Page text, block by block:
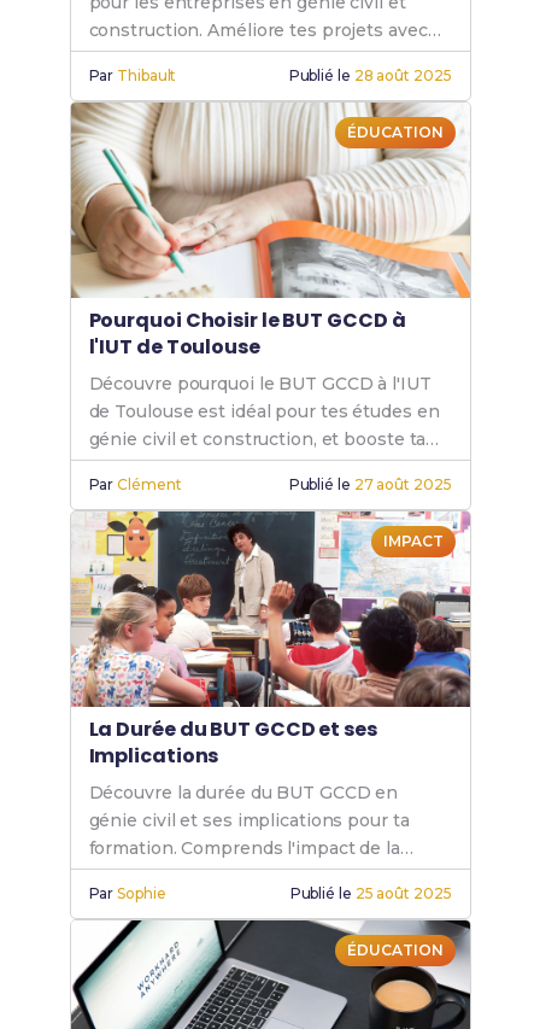
construction. Améliore tes projets avec
des compétences spécialisées et
innovantes.
Par Thibault Publié le 28 août 2025
ÉDUCATION
Pourquoi Choisir le BUT GCCD à
l'IUT de Toulouse
Découvre pourquoi le BUT GCCD à l'IUT
de Toulouse est idéal pour tes études en
génie civil et construction, et booste ta
carrière avec le GCCD.
ParClément Publié le 27 août 2025
IMPACT
La Durée du BUT GCCD et ses
Implications
Découvre la durée du BUT GCCD en
génie civil et ses implications pour ta
formation. Comprends l'impact de la
durée du BUT sur ton avenir
professionnel.
ParSophie Publié le 25 août 2025
ÉDUCATION